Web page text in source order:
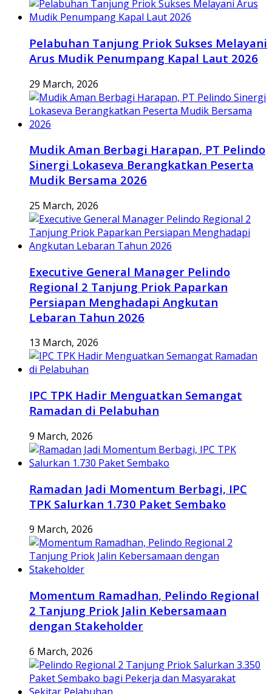
Pelabuhan Tanjung Priok Sukses Melayani
Arus Mudik Penumpang Kapal Laut 2026
29 March, 2026
Mudik Aman Berbagi Harapan, PT Pelindo
Sinergi Lokaseva Berangkatkan Peserta
Mudik Bersama 2026
25 March, 2026
Executive General Manager Pelindo
Regional 2 Tanjung Priok Paparkan
Persiapan Menghadapi Angkutan
Lebaran Tahun 2026
13 March, 2026
IPC TPK Hadir Menguatkan Semangat
Ramadan di Pelabuhan
9 March, 2026
Ramadan Jadi Momentum Berbagi, IPC
TPK Salurkan 1.730 Paket Sembako
9 March, 2026
Momentum Ramadhan, Pelindo Regional
2 Tanjung Priok Jalin Kebersamaan
dengan Stakeholder
6 March, 2026